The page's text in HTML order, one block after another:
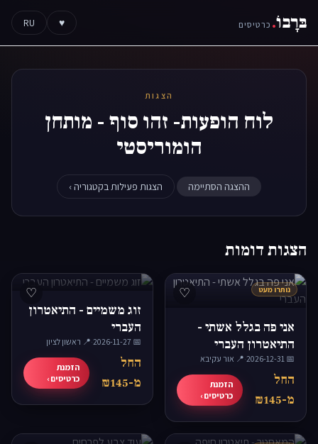
בּרָבוֹ. כרטיסים ♥
RU
הצגות
לוח הופעות- זהו סוף - מותחן
הומוריסטי
ההצגה הסתיימה הצגות פעילות בקטגוריה ›
הצגות דומות
♡ נותרו מעט
אני פה בגלל אשתי -
התיאטרון העברי
📅 2026-12-31
·📍 אור עקיבא
החל
מ-₪145
הזמנת
כרטיסים ›
♡
זוג משמיים - התיאטרון
העברי
📅 2026-11-27
·📍 ראשון לציון
החל
מ-₪145
הזמנת
כרטיסים ›